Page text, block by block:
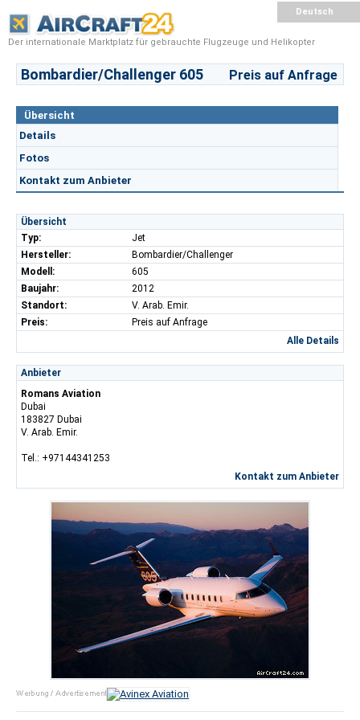
Der internationale Marktplatz für gebrauchte Flugzeuge und Helikopter
Deutsch
Bombardier/Challenger 605 Preis auf Anfrage
Übersicht
Details
Fotos
Kontakt zum Anbieter
Übersicht
Typ:
Jet
Hersteller:
Bombardier/Challenger
Modell:
605
Baujahr:
2012
Standort:
V. Arab. Emir.
Preis:
Preis auf Anfrage
Alle Details
Anbieter
Romans Aviation
Dubai
183827 Dubai
V. Arab. Emir.
Tel.: +97144341253
Kontakt zum Anbieter